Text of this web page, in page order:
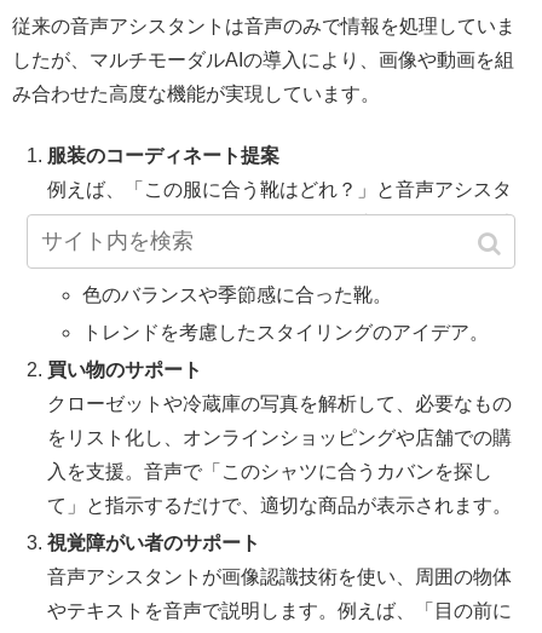
従来の音声アシスタントは音声のみで情報を処理していま
したが、マルチモーダルAIの導入により、画像や動画を組
み合わせた高度な機能が実現しています。
服装のコーディネート提案
例えば、「この服に合う靴はどれ？」と音声アシスタ
ントに尋ねると、クローゼットの写真を解析して、以
下を提案できます：
色のバランスや季節感に合った靴。
トレンドを考慮したスタイリングのアイデア。
買い物のサポート
クローゼットや冷蔵庫の写真を解析して、必要なもの
をリスト化し、オンラインショッピングや店舗での購
入を支援。音声で「このシャツに合うカバンを探し
て」と指示するだけで、適切な商品が表示されます。
視覚障がい者のサポート
音声アシスタントが画像認識技術を使い、周囲の物体
やテキストを音声で説明します。例えば、「目の前に